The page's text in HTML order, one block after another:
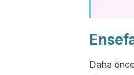
Daha